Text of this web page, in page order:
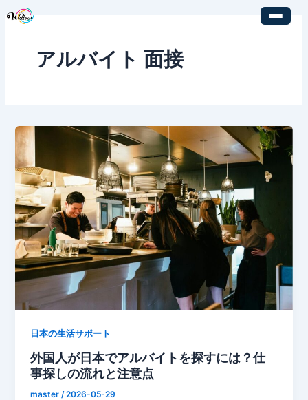
アルバイト 面接
日本の生活サポート
外国人が日本でアルバイトを探すには？仕
事探しの流れと注意点
master /2026-05-29